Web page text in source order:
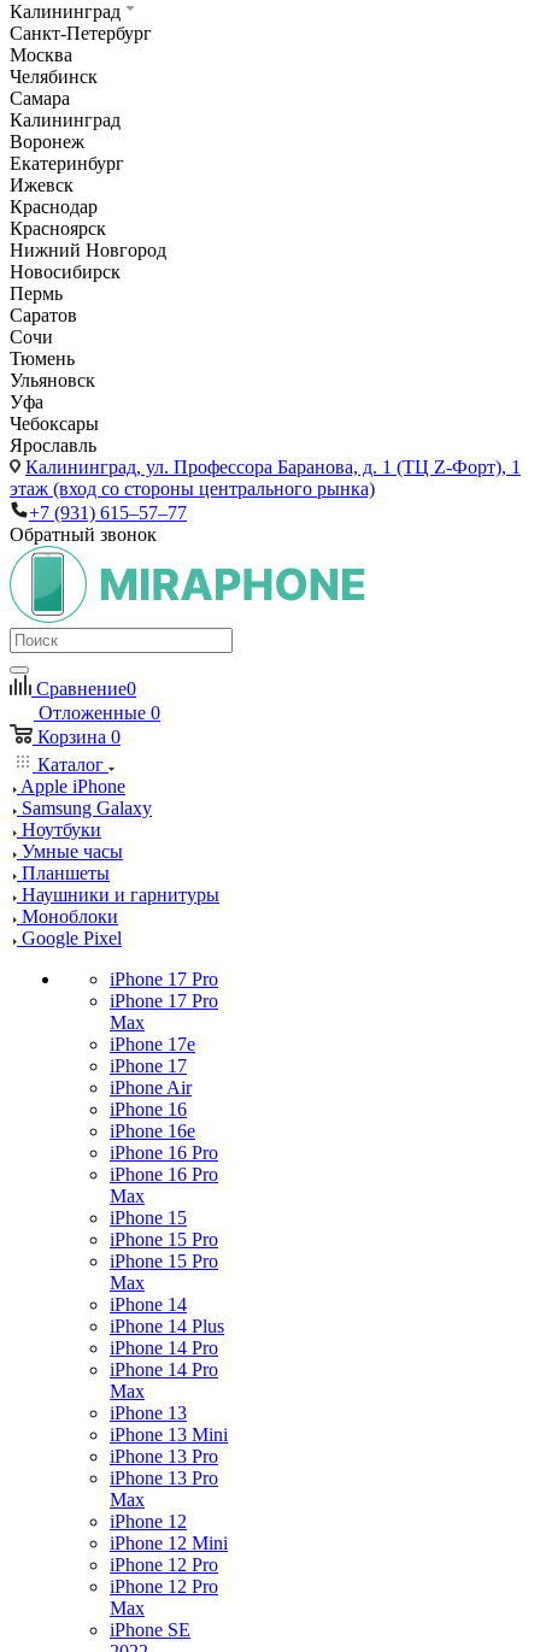
Калининград
Санкт-Петербург
Москва
Челябинск
Самара
Калининград
Воронеж
Екатеринбург
Ижевск
Краснодар
Красноярск
Нижний Новгород
Новосибирск
Пермь
Саратов
Сочи
Тюмень
Ульяновск
Уфа
Чебоксары
Ярославль
Калининград, ул. Профессора Баранова, д. 1 (ТЦ Z-Форт), 1
этаж (вход со стороны центрального рынка)
+7 (931) 615‒57‒77
Обратный звонок
Сравнение0
Отложенные 0
Корзина 0
Каталог
Apple iPhone
Samsung Galaxy
Ноутбуки
Умные часы
Планшеты
Наушники и гарнитуры
Моноблоки
Google Pixel
iPhone 17 Pro
iPhone 17 Pro
Max
iPhone 17e
iPhone 17
iPhone Air
iPhone 16
iPhone 16e
iPhone 16 Pro
iPhone 16 Pro
Max
iPhone 15
iPhone 15 Pro
iPhone 15 Pro
Max
iPhone 14
iPhone 14 Plus
iPhone 14 Pro
iPhone 14 Pro
Max
iPhone 13
iPhone 13 Mini
iPhone 13 Pro
iPhone 13 Pro
Max
iPhone 12
iPhone 12 Mini
iPhone 12 Pro
iPhone 12 Pro
Max
iPhone SE